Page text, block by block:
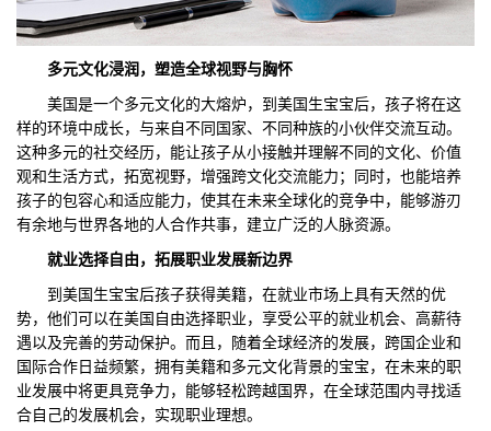
多元文化浸润，塑造全球视野与胸怀
美国是一个多元文化的大熔炉，到美国生宝宝后，孩子将在这
样的环境中成长，与来自不同国家、不同种族的小伙伴交流互动。
这种多元的社交经历，能让孩子从小接触并理解不同的文化、价值
观和生活方式，拓宽视野，增强跨文化交流能力；同时，也能培养
孩子的包容心和适应能力，使其在未来全球化的竞争中，能够游刃
有余地与世界各地的人合作共事，建立广泛的人脉资源。
就业选择自由，拓展职业发展新边界
到美国生宝宝后孩子获得美籍，在就业市场上具有天然的优
势，他们可以在美国自由选择职业，享受公平的就业机会、高薪待
遇以及完善的劳动保护。而且，随着全球经济的发展，跨国企业和
国际合作日益频繁，拥有美籍和多元文化背景的宝宝，在未来的职
业发展中将更具竞争力，能够轻松跨越国界，在全球范围内寻找适
合自己的发展机会，实现职业理想。